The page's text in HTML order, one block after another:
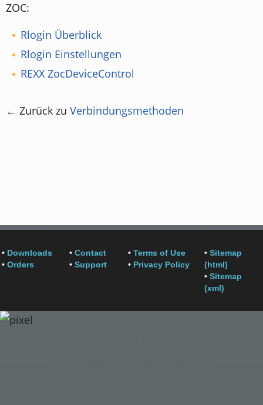
ZOC:
Rlogin Überblick
Rlogin Einstellungen
REXX ZocDeviceControl
← Zurück zu Verbindungsmethoden
• Downloads
• Orders
• Contact
• Support
• Terms of Use
• Privacy Policy
• Sitemap
(html)
• Sitemap
(xml)